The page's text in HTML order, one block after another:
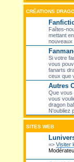
CRÉATIONS
Faîtes-
mettant
nouveaux
Si votre
vous
fanarts
ceux que
Autres
Que vous
vous
dragon
N'oubliez
SITES WEB
=> Visiter